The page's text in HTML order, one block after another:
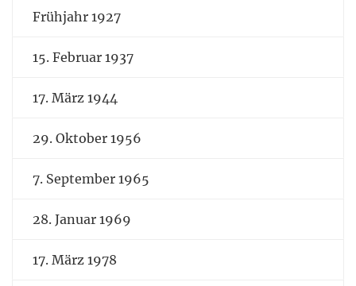
Frühjahr 1927
15. Februar 1937
17. März 1944
29. Oktober 1956
7. September 1965
28. Januar 1969
17. März 1978